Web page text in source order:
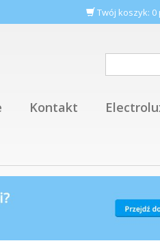
Twój koszyk: 0
Kontakt